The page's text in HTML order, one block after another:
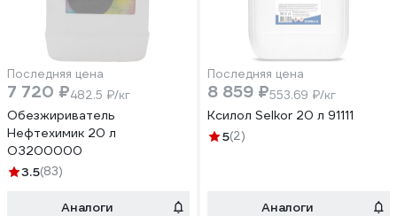
Последняя цена
7 720 ₽482.5 ₽/кг
Обезжириватель
Нефтехимик 20 л
ОЗ200000
3.5(83)
Аналоги
Последняя цена
8 859 ₽553.69 ₽/кг
Ксилол Selkor 20 л 91111
5(2)
Аналоги